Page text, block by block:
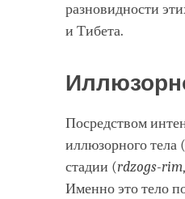
разновидности
и Тибета.
Посредством
иллюзорного тела (
стадии (rdzogs-rim
Именно это тело